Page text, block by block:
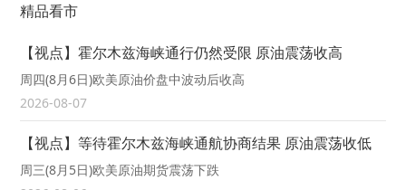
精品看市
【视点】霍尔木兹海峡通行仍然受限 原油震荡收高
周四(8月6日)欧美原油价盘中波动后收高
2026-08-07
【视点】等待霍尔木兹海峡通航协商结果 原油震荡收低
周三(8月5日)欧美原油期货震荡下跌